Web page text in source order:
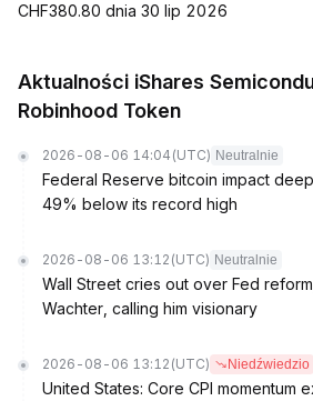
CHF380.80 dnia 30 lip 2026
Aktualności iShares
Robinhood Token
2026-08-06 14:04 (UTC) Neutralnie
Federal Reserve bitcoin impact
49% below its record high
2026-08-06 13:12 (UTC) Neutralnie
Wall Street cries out over Fed
Wachter, calling him visionary
2026-08-06 13:12 (UTC) Niedźwiedzio
United States: Core CPI momentum